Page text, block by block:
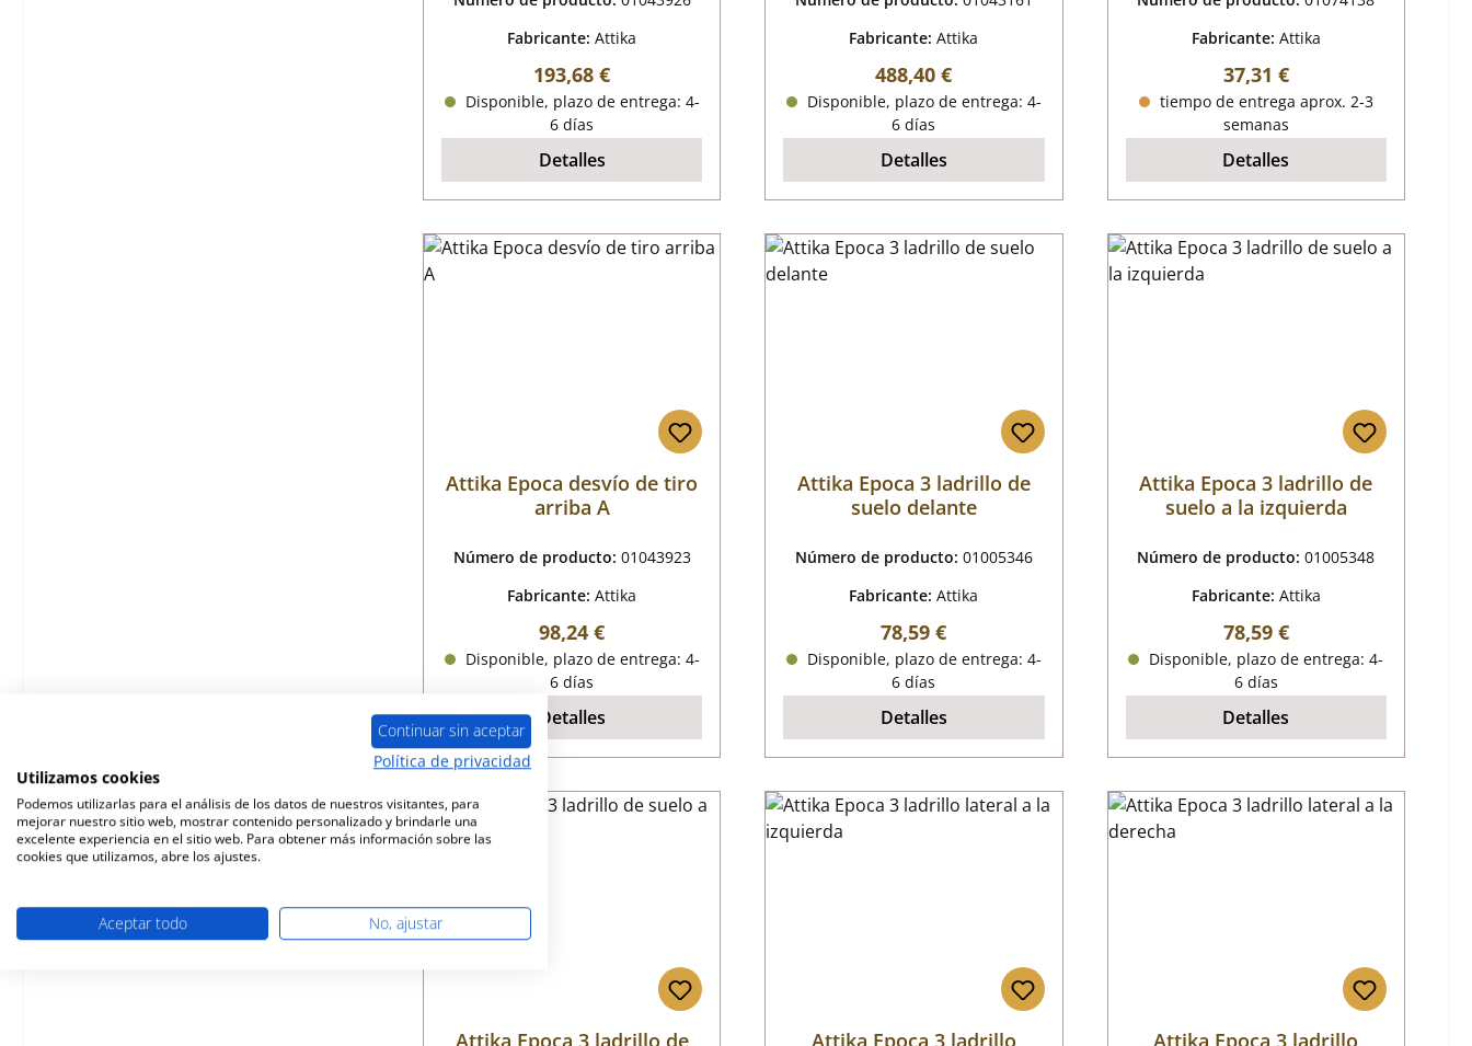
Fabricante:Attika
Precio normal:
193,68 €
Disponible, plazo de entrega: 4-
6 días
Detalles
Fabricante:Attika
Precio normal:
488,40 €
Disponible, plazo de entrega: 4-
6 días
Detalles
Fabricante: Attika
Precio normal:
37,31 €
tiempo de entrega aprox. 2-3
semanas
Detalles
Attika Epoca desvío de tiro
arriba A
Número de producto: 01043923
Fabricante:Attika
Precio normal:
98,24 €
Disponible, plazo de entrega: 4-
6 días
Detalles
Attika Epoca 3 ladrillo de
suelo delante
Número de producto: 01005346
Fabricante:Attika
Precio normal:
78,59 €
Disponible, plazo de entrega: 4-
6 días
Detalles
Attika Epoca 3 ladrillo de
suelo a la izquierda
Número de producto:01005348
Fabricante: Attika
Precio normal:
78,59 €
Disponible, plazo de entrega: 4-
6 días
Detalles
Attika Epoca 3 ladrillo de
Attika Epoca 3 ladrillo
Attika Epoca 3 ladrillo
Continuar sin aceptar
Política de privacidad
Utilizamos cookies
Podemos utilizarlas para el análisis de los datos de nuestros visitantes, para
mejorar nuestro sitio web, mostrar contenido personalizado y brindarle una
excelente experiencia en el sitio web. Para obtener más información sobre las
cookies que utilizamos, abre los ajustes.
Aceptar todo No, ajustar